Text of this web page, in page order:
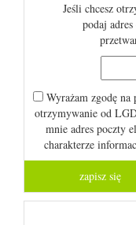
Jeśli chcesz
podaj
Wyrażam zgodę
otrzymywanie od
mnie adres poczty
charakterze